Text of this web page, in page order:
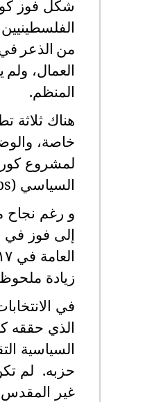
شكّل فوز
من الذعر
العمال، ولم
المنظم.
هناك ثلاثة
خاصة،
لمشروع
السياسي (
و رغم نجاح
إلى فوز في
زيادة
السياسية
حزبه. لم
غير